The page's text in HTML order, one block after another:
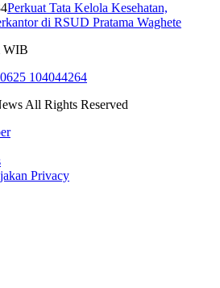
Perkuat Tata Kelola Kesehatan,
di RSUD Pratama Waghete
WIB
All Rights Reserved
Privacy